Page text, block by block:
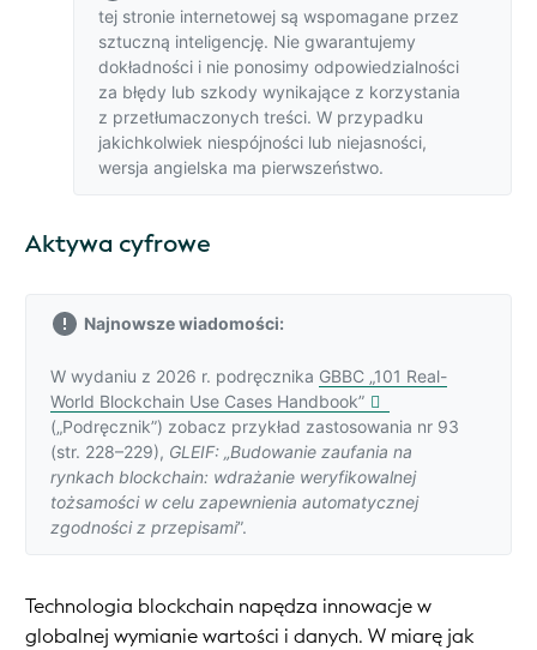
tej stronie internetowej są wspomagane przez
sztuczną inteligencję. Nie gwarantujemy
dokładności i nie ponosimy odpowiedzialności
za błędy lub szkody wynikające z korzystania
z przetłumaczonych treści. W przypadku
jakichkolwiek niespójności lub niejasności,
wersja angielska ma pierwszeństwo.
Aktywa cyfrowe
Najnowsze wiadomości:
W wydaniu z 2026 r. podręcznika GBBC „101 Real-
World Blockchain Use Cases Handbook”
(„Podręcznik”) zobacz przykład zastosowania nr 93
(str. 228–229), GLEIF: „Budowanie zaufania na
rynkach blockchain: wdrażanie weryfikowalnej
tożsamości w celu zapewnienia automatycznej
zgodności z przepisami”.
Technologia blockchain napędza innowacje w
globalnej wymianie wartości i danych. W miarę jak